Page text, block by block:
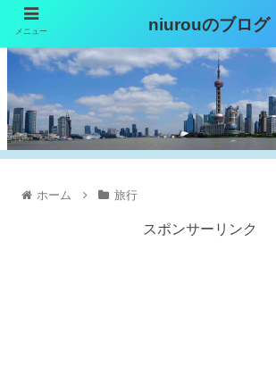
ホーム 旅行
スポンサーリンク
メニュー niurouのブログ